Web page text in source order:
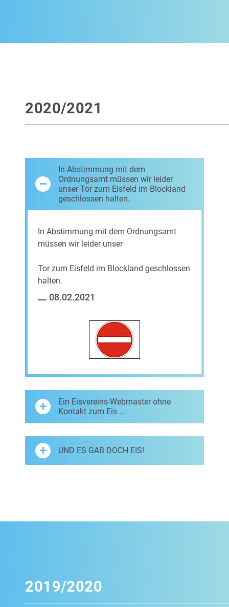
2020/2021
In Abstimmung mit dem
Ordnungsamt müssen wir leider
unser Tor zum Eisfeld im Blockland
geschlossen halten.
In Abstimmung mit dem Ordnungsamt
müssen wir leider unser
Tor zum Eisfeld im Blockland geschlossen
halten.
08.02.2021
Ein Eisvereins-Webmaster ohne
Kontakt zum Eis ...
UND ES GAB DOCH EIS!
2019/2020